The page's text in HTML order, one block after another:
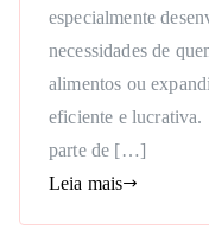
especialmente
necessidades de
alimentos ou
eficiente e lucrativa.
parte de […]
Leia mais